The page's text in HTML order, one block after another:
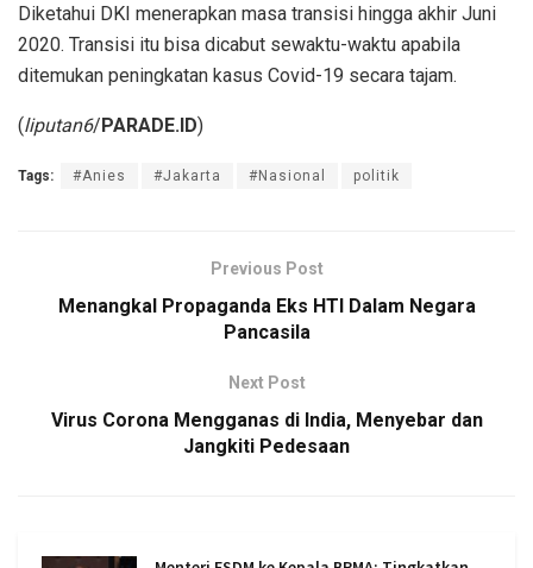
Diketahui DKI menerapkan masa transisi hingga akhir Juni
2020. Transisi itu bisa dicabut sewaktu-waktu apabila
ditemukan peningkatan kasus Covid-19 secara tajam.
(liputan6/ PARADE.ID)
Tags: #Anies #Jakarta #Nasional politik
Previous Post
Menangkal Propaganda Eks HTI Dalam Negara
Pancasila
Next Post
Virus Corona Mengganas di India, Menyebar dan
Jangkiti Pedesaan